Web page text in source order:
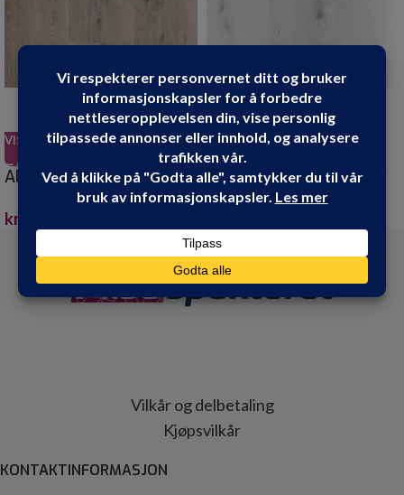
VIS PRODUKT
ALLOC SPIRIT COUNTRY
MOKKA 5,5MM
kr
VIS PRODUKT
ALLOC SPIRIT COUNTRY
WHITE GREY 5,5MM
Vilkår og delbetaling
Kjøpsvilkår
KONTAKTINFORMASJON